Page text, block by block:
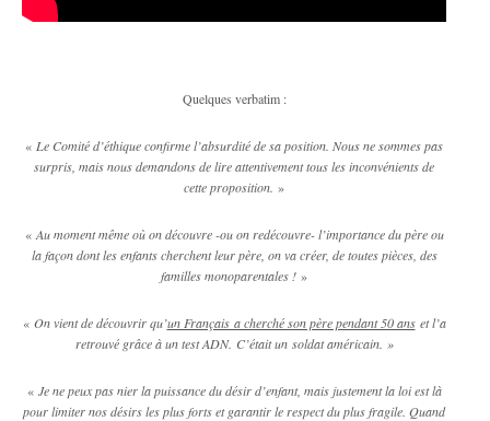
Quelques verbatim :
« Le Comité d’éthique confirme l’absurdité de sa position. Nous ne sommes pas
surpris, mais nous demandons de lire attentivement tous les inconvénients de
cette proposition. »
« Au moment même où on découvre -ou on redécouvre- l’importance du père ou
la façon dont les enfants cherchent leur père, on va créer, de toutes pièces, des
familles monoparentales ! »
« On vient de découvrir qu’un Français a cherché son père pendant 50 anset l’a
retrouvé grâce à un test ADN. C’était un soldat américain. »
« Je ne peux pas nier la puissance du désir d’enfant, mais justement la loi est là
pour limiter nos désirs les plus forts et garantir le respect du plus fragile. Quand